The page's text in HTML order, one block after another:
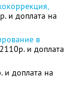
и доплата на
в
и доплата
и доплата на